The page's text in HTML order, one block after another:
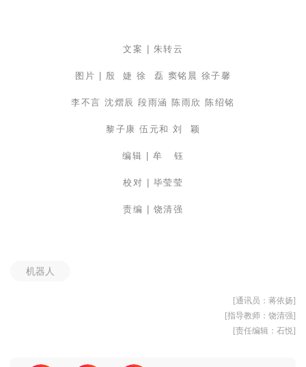
文案 | 朱转云
图片 | 殷 婕 徐 磊 窦铭晨 徐子馨
李不言沈熠辰段雨涵 陈雨欣 陈绍铭
黎子康 伍元和 刘 颖
编辑 | 牟 钰
校对 | 毕莹莹
责编 | 饶清强
机器人
[通讯员：蒋依扬]
[指导教师：饶清强]
[责任编辑：石悦]